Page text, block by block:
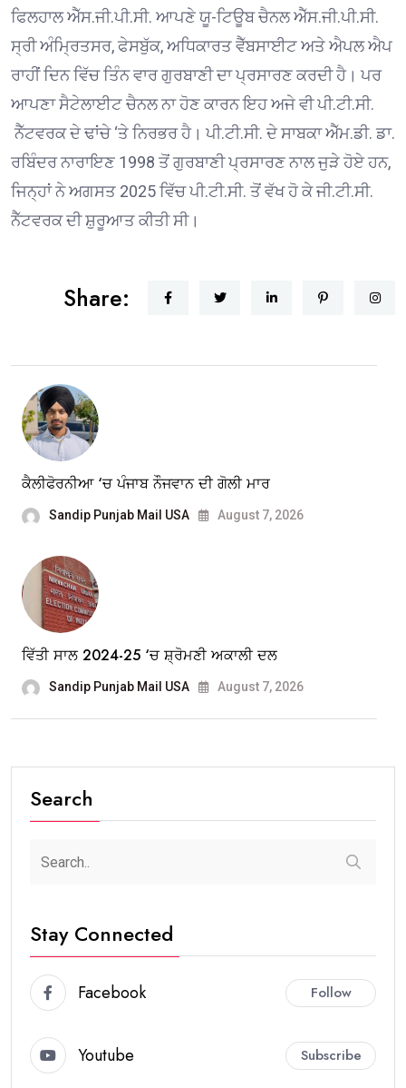
ਫਿਲਹਾਲ ਐੱਸ.ਜੀ.ਪੀ.ਸੀ. ਆਪਣੇ ਯੂ-ਟਿਊਬ ਚੈਨਲ ਐੱਸ.ਜੀ.ਪੀ.ਸੀ.
ਸ੍ਰੀ ਅੰਮ੍ਰਿਤਸਰ, ਫੇਸਬੁੱਕ, ਅਧਿਕਾਰਤ ਵੈੱਬਸਾਈਟ ਅਤੇ ਐਪਲ ਐਪ
ਰਾਹੀਂ ਦਿਨ ਵਿੱਚ ਤਿੰਨ ਵਾਰ ਗੁਰਬਾਣੀ ਦਾ ਪ੍ਰਸਾਰਣ ਕਰਦੀ ਹੈ। ਪਰ
ਆਪਣਾ ਸੈਟੇਲਾਈਟ ਚੈਨਲ ਨਾ ਹੋਣ ਕਾਰਨ ਇਹ ਅਜੇ ਵੀ ਪੀ.ਟੀ.ਸੀ.
ਨੈੱਟਵਰਕ ਦੇ ਢਾਂਚੇ ‘ਤੇ ਨਿਰਭਰ ਹੈ। ਪੀ.ਟੀ.ਸੀ. ਦੇ ਸਾਬਕਾ ਐੱਮ.ਡੀ. ਡਾ.
ਰਬਿੰਦਰ ਨਾਰਾਇਣ 1998 ਤੋਂ ਗੁਰਬਾਣੀ ਪ੍ਰਸਾਰਣ ਨਾਲ ਜੁੜੇ ਹੋਏ ਹਨ,
ਜਿਨ੍ਹਾਂ ਨੇ ਅਗਸਤ 2025 ਵਿੱਚ ਪੀ.ਟੀ.ਸੀ. ਤੋਂ ਵੱਖ ਹੋ ਕੇ ਜੀ.ਟੀ.ਸੀ.
ਨੈੱਟਵਰਕ ਦੀ ਸ਼ੁਰੂਆਤ ਕੀਤੀ ਸੀ।
Share:
ਕੈਲੀਫੋਰਨੀਆ ‘ਚ ਪੰਜਾਬ ਨੌਜਵਾਨ ਦੀ ਗੋਲੀ ਮਾਰ
Sandip Punjab Mail USA August 7, 2026
ਵਿੱਤੀ ਸਾਲ 2024-25 ‘ਚ ਸ਼੍ਰੋਮਣੀ ਅਕਾਲੀ ਦਲ
Sandip Punjab Mail USA August 7, 2026
Search
Stay Connected
Facebook Follow
Youtube Subscribe